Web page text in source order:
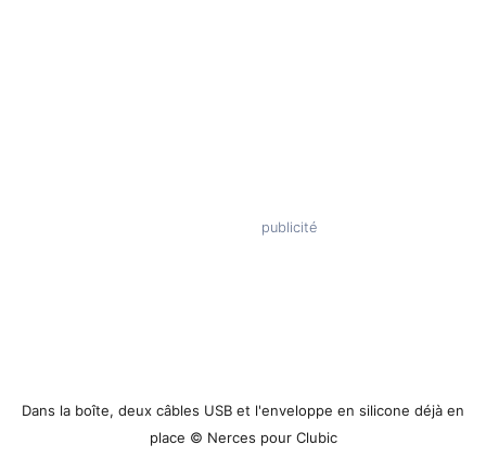
Dans la boîte, deux câbles USB et l'enveloppe en silicone déjà en
place © Nerces pour Clubic